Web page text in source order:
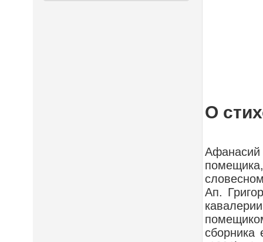
О
Афанасий
Ап.
сборника